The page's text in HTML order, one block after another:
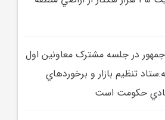
در جلسه مشترک معاونين اول
تنظيم بازار و برخوردهاي
حکومت است